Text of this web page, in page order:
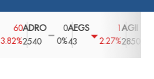
ADRO
2540
0
0%
AEGS
2.27% 2850
3.39%